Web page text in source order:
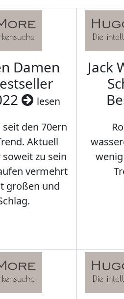
Damen
lesen
den 70ern
Aktuell
zu sein
vermehrt
großen und
Jack